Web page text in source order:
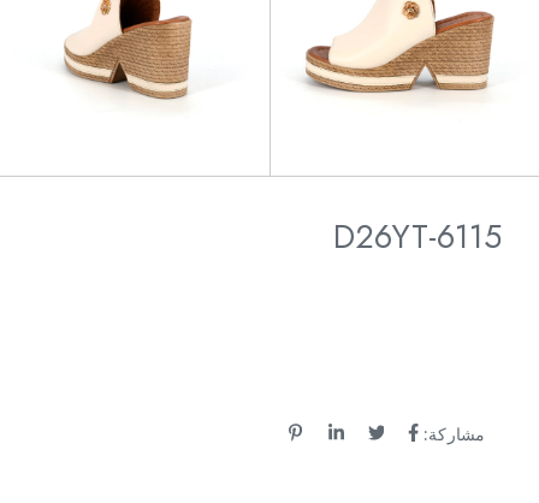
D26YT-6115
مشاركة: